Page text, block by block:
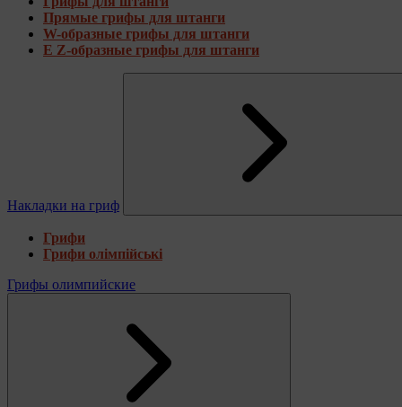
Прямые грифы для штанги
W-образные грифы для штанги
E Z-образные грифы для штанги
Накладки на гриф
Грифи
Грифи олімпійські
Грифы олимпийские